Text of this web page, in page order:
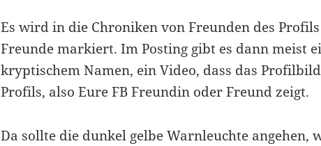
Es wird in die Chroniken von Freunden des
Freunde markiert. Im Posting gibt es dann meist
kryptischem Namen, ein Video, dass das
Profils, also Eure FB Freundin oder Freund zeigt.
Da sollte die dunkel gelbe Warnleuchte angehen,